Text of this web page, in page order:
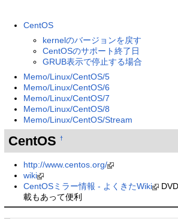
CentOS
kernelのバージョンを戻す
CentOSのサポート終了日
GRUB表示で停止する場合
Memo/Linux/CentOS/5
Memo/Linux/CentOS/6
Memo/Linux/CentOS/7
Memo/Linux/CentOS/8
Memo/Linux/CentOS/Stream
CentOS †
http://www.centos.org/
wiki
CentOSミラー情報 - よくきたWiki
載もあって便利